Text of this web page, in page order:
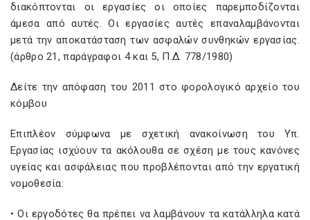
διακόπτονται οι εργασίες οι οποίες παρεμποδίζονται
άμεσα από αυτές. Οι εργασίες αυτές επαναλαμβάνονται
μετά την αποκατάσταση των ασφαλών συνθηκών εργασίας.
(άρθρο 21, παράγραφοι 4 και 5, Π.Δ. 778/1980)
Δείτε την απόφαση του 2011 στο φορολογικό αρχείο του
κόμβου
Επιπλέον σύμφωνα με σχετική ανακοίνωση του Υπ.
Εργασίας ισχύουν τα ακόλουθα σε σχέση με τους κανόνες
υγείας και ασφάλειας που προβλέπονται από την εργατική
νομοθεσία:
• Οι εργοδότες θα πρέπει να λαμβάνουν τα κατάλληλα κατά